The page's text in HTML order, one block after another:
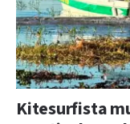
Kitesurfista